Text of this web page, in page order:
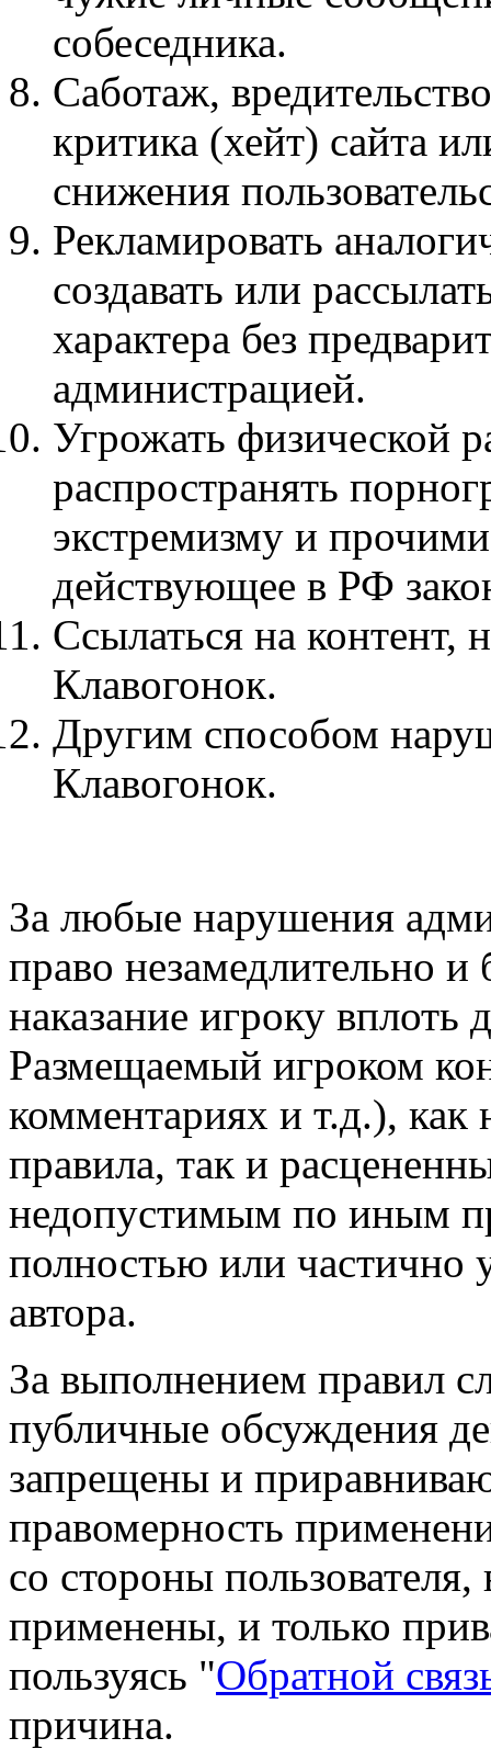
собеседника.
Саботаж,
критика (хейт) сайта
снижения
Рекламировать
создавать или
характера без
администрацией.
Угрожать физической
распространять
экстремизму и
действующее в РФ
Ссылаться на контент,
Клавогонок.
Другим способом
Клавогонок.
За любые нарушения
право незамедлительно и
наказание игроку вплоть
Размещаемый игроком
комментариях и т.д.),
правила, так и
недопустимым по иным
полностью или частично
автора.
За выполнением правил
публичные обсуждения
запрещены и
правомерность
со стороны
применены, и только
пользуясь "Обратной
причина.